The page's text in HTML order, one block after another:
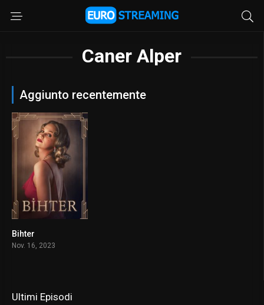
Caner Alper
Aggiunto recentemente
Bihter
Nov. 16, 2023
Ultimi Episodi